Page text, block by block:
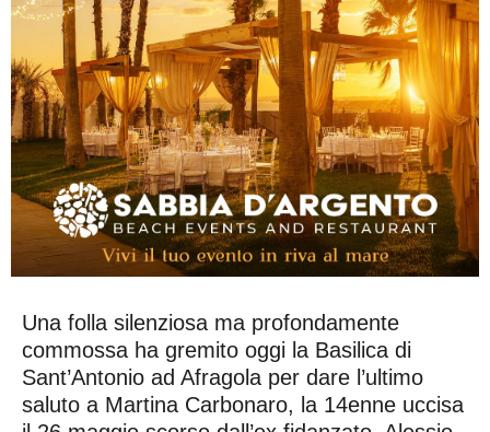
Una folla silenziosa ma profondamente
commossa ha gremito oggi la Basilica di
Sant’Antonio ad Afragola per dare l’ultimo
saluto a Martina Carbonaro, la 14enne uccisa